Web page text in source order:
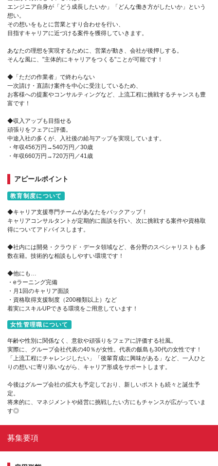
エンジニア自身が「どう成長したいか」「どんな働き方がしたいか」という
想い。
その想いをもとに営業とすり合わせを行い、
目指すキャリアに近づける案件を獲得していきます。
あなたの理想を実現するために、営業が動き、会社が後押しする。
そんな風に、"主体的にキャリアをつくる"ことが可能です！
◆「ただの作業者」で終わらない
一次請け・直請け案件を中心に受注しているため、
お客様への提案やコンサルティングなど、上流工程に挑戦するチャンスも豊
富です！
◆収入アップも目指せる
頑張りをフェアに評価。
中途入社の多くが、入社後の給与アップを実現しています。
・年収456万円→540万円／30歳
・年収660万円→720万円／41歳
アピールポイント
教育制度について
◆キャリア支援専門チームがあなたをバックアップ！
キャリアコンサルタントが定期的に面談を行い、次に挑戦する案件や資格取
得についてアドバイスします。
◆社内には開発・クラウド・データ領域など、各分野のスペシャリストも多
数在籍。技術的な相談もしやすい環境です！
◆他にも…
・eラーニング完備
・月1回のキャリア面談
・資格取得支援制度（200種類以上）など
着実にスキルUPできる環境をご用意しています！
女性管理職について
年齢や性別に関係なく、意欲や頑張りをフェアに評価する社風。
実際に、グループ会社代表の40％が女性。代表の飯島も30代の女性です！
「上流工程にチャレンジしたい」「後輩育成に興味がある」など、一人ひと
りの想いに寄り添いながら、キャリア形成をサポートします。
今後はグループ会社の拡大も予定しており、新しいポストも続々と誕生予
定。
将来的に、マネジメントや経営に挑戦したい方にもチャンスが広がっていま
す◎
募集要項